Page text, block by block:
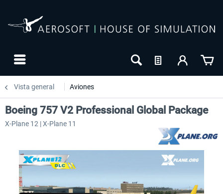
Vista general Aviones
Boeing 757 V2 Professional Global Package
X-Plane 12 | X-Plane 11